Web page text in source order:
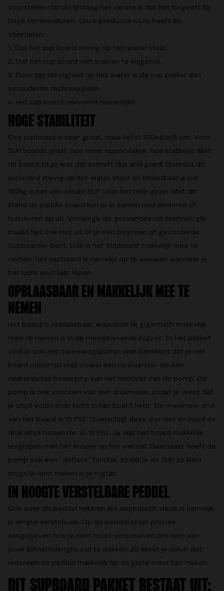
voorstellen dat de lijmlaag het eerste is dat het begeeft bij
hoge temperaturen. Onze productiewijze heeft als
voordelen:
1. Dat het sup board stevig op het water staat.
2. Dat het sup board niet snel lek te krijgen is.
3. Door zijn stevigheid op het water is de sup sneller dan
verouderde technologieën.
4. Het sup board vervormt nauwelijks.
HOGE STABILITEIT
Ons supboard is zeer groot, maar liefst 320x81x15 cm. Voor
SUP boards geldt: hoe meer oppervlakte, hoe stabieler. Met
dit board zit je wat dat betreft dus wel goed. Doordat dit
supboard stevig op het water staat en belastbaar is tot
150kg is het een ideale SUP voor het hele gezin. Met dit
stand up paddle board kun je er samen met kinderen of
huisdieren op uit. Vanwege de geavanceerde technologie
maakt het ook niet uit of je een beginner of gevorderde
Supboarder bent. Ook is het Supboard makkelijk mee te
nemen. Het supboard is namelijk op te vouwen wanneer je
het lucht eruit laat lopen.
OPBLAASBAAR EN MAKKELIJK MEE TE
NEMEN
Het board is opblaasbaar, waardoor hij gigantisch makkelijk
mee te nemen is in de meegeleverde rugzak. In het pakket
vind je ook een tweewegspomp, wat betekent dat je het
board oppompt met zowel een opwaartse- als een
neerwaartse beweging van het handvat van de pomp. De
pomp is ook voorzien van een drukmeter, zodat je weet dat
je altijd voldoende lucht in het board hebt. De maximale druk
van het board is 15 PSI. Overschrijf deze dus niet en houd de
druk altijd tussen de 12-15 PSI. Je laat het board makkelijk
leeglopen met het knopje op het ventiel. Daarnaast heeft de
pomp ook een “deflate” functie, zodat je de SUP zo klein
mogelijk kunt maken in je rugtas.
IN HOOGTE VERSTELBARE PEDDEL
Ook over de peddel hebben we nagedacht: deze is namelijk
in lengte verstelbaar. Op de peddel staat precies
aangegeven hoe je hem moet verschuiven om hem aan
jouw lichaamslengte aan te passen. Zo weet je zeker dat
iedereen de peddel makkelijk op de juiste maat kan maken.
DIT SUPBOARD PAKKET BESTAAT UIT: